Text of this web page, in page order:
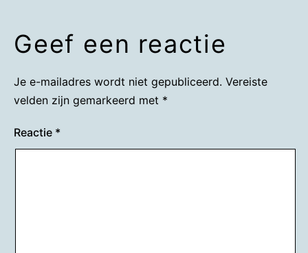
Geef een reactie
Je e-mailadres wordt niet gepubliceerd. Vereiste
velden zijn gemarkeerd met *
Reactie *